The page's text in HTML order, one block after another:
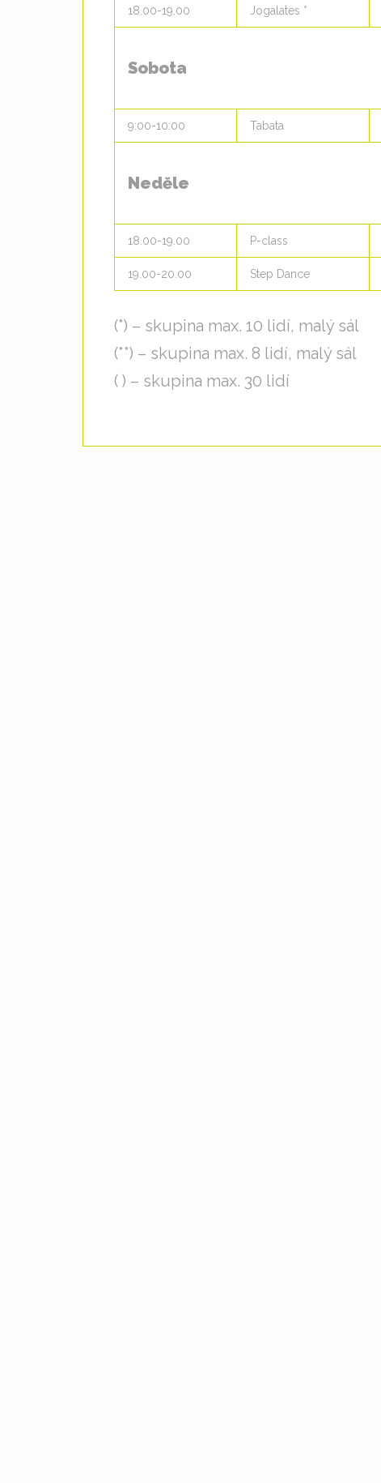
18.00-19.00 Jogalates *
Sobota
9:00-10:00 Tabata
Neděle
18.00-19.00 P-class
19.00-20.00 Step Dance
(*) – skupina max. 10 lidí, malý sál
(**) – skupina max. 8 lidí, malý sál
( ) – skupina max. 30 lidí